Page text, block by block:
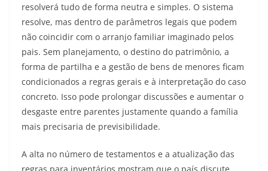
resolverá tudo de forma neutra e simples. O sistema
resolve, mas dentro de parâmetros legais que podem
não coincidir com o arranjo familiar imaginado pelos
pais. Sem planejamento, o destino do patrimônio, a
forma de partilha e a gestão de bens de menores ficam
condicionados a regras gerais e à interpretação do caso
concreto. Isso pode prolongar discussões e aumentar o
desgaste entre parentes justamente quando a família
mais precisaria de previsibilidade.
A alta no número de testamentos e a atualização das